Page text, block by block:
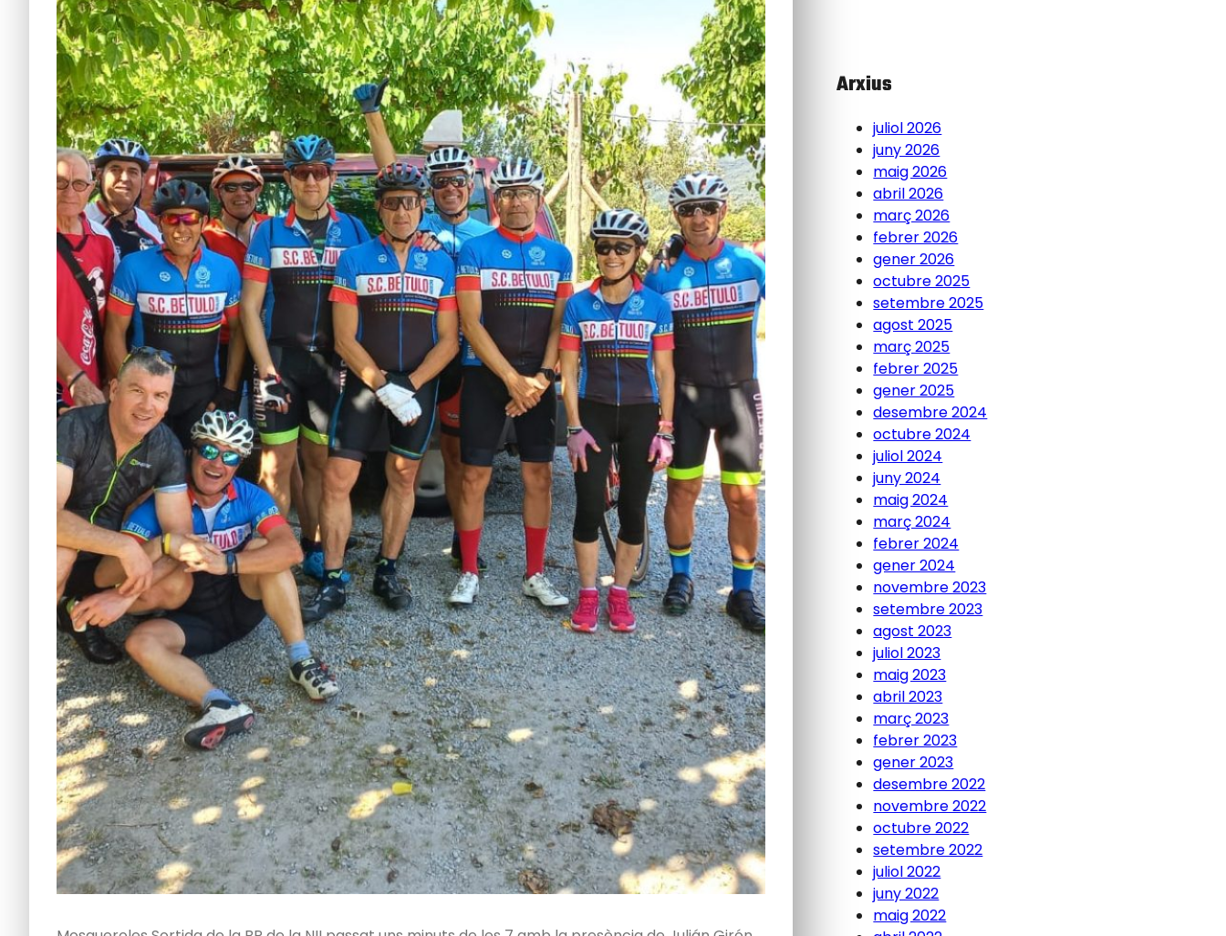
Arxius
juliol 2026
juny 2026
maig 2026
abril 2026
març 2026
febrer 2026
gener 2026
octubre 2025
setembre 2025
agost 2025
març 2025
febrer 2025
gener 2025
desembre 2024
octubre 2024
juliol 2024
juny 2024
maig 2024
març 2024
febrer 2024
gener 2024
novembre 2023
setembre 2023
agost 2023
juliol 2023
maig 2023
abril 2023
març 2023
febrer 2023
gener 2023
desembre 2022
novembre 2022
octubre 2022
setembre 2022
juliol 2022
juny 2022
maig 2022